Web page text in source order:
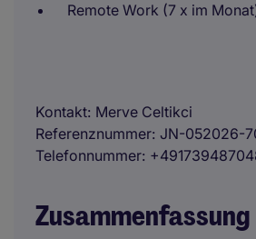
Remote Work (7 x im
Kontakt Merve Celtikci
Referenznummer JN-052026-
Telefonnummer
Zusammenfassung